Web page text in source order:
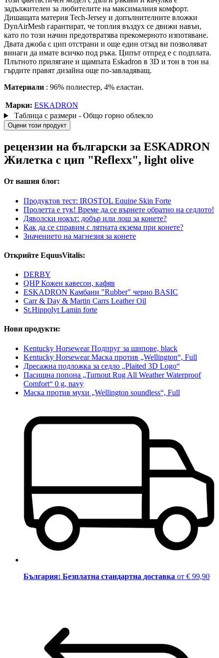
задължителен за любителите на максималния комфорт.
Дишащата материя Tech-Jersey и допълнителните вложки
DynAirMesh гарантират, че топлия въздух се движи навън,
като по този начин предотвратява прекомерното изпотяване.
Двата джоба с цип отстрани и още един отзад ви позволяват
винаги да имате всичко под ръка. Ципът отпред е с подплата.
Плътното прилягане и щампата Eskadron в 3D и тон в тон на
гърдите правят дизайна още по-завладяващ.
Материали : 96% полиестер, 4% еластан.
Марки: ESKADRON
Таблица с размери - Общо горно облекло
Оцени този продукт
рецензии на български за ESKADRON
Жилетка с цип "Reflexx", light olive
От нашия блог:
Продуктов тест: IROSTOL Equine Skin Forte
Пролетта е тук! Време да се върнете обратно на седлото!
Дяволски нокът: добър или лош за конете?
Как да се справим с лятната екзема при конете?
Значението на магнезия за конете
Открийте EquusVitalis:
DERBY
QHP Кожен кавесон, кафяв
ESKADRON Камбани "Rubber" черно BASIC
Carr & Day & Martin Carrs Leather Oil
St.Hippolyt Lamin forte
Нови продукти:
Kentucky Horsewear Подпруг за шипове, black
Kentucky Horsewear Маска против „Wellington“, Full
Дресажна подложка за седло „Plaited 3D Logo“
Пасищна попона „Turnout Rug All Weather Waterproof
Comfort“ 0 g, navy
Маска против мухи „Wellington soundless“, Full
България: Безплатна стандартна доставка от € 99,90